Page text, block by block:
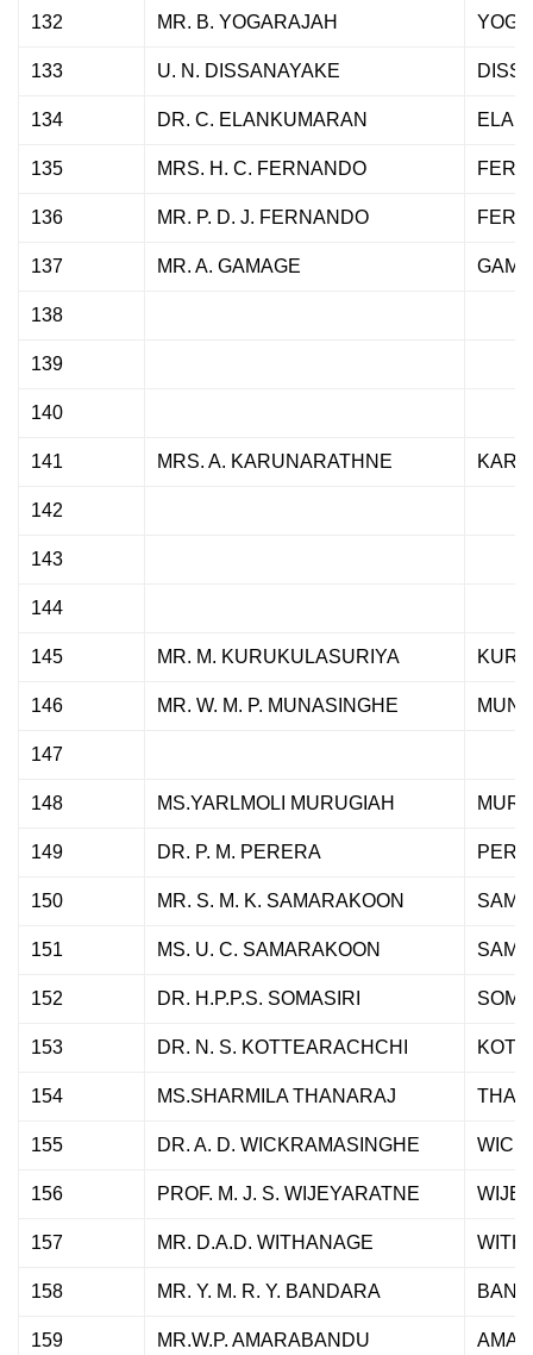
132 MR. B. YOGARAJAH
133 U. N. DISSANAYAKE
134 DR. C. ELANKUMARAN
135 MRS. H. C. FERNANDO
136 MR. P. D. J. FERNANDO
137 MR. A. GAMAGE
138
139
140
141 MRS. A. KARUNARATHNE
142
143
144
145 MR. M. KURUKULASURIYA
146 MR. W. M. P. MUNASINGHE
147
148 MS.YARLMOLI MURUGIAH
149 DR. P. M. PERERA
150 MR. S. M. K. SAMARAKOON
151 MS. U. C. SAMARAKOON
152 DR. H.P.P.S. SOMASIRI
153 DR. N. S. KOTTEARACHCHI
154 MS.SHARMILA THANARAJ
155 DR. A. D. WICKRAMASINGHE
156 PROF. M. J. S. WIJEYARATNE
157 MR. D.A.D. WITHANAGE
158 MR. Y. M. R. Y. BANDARA
159 MR.W.P. AMARABANDU